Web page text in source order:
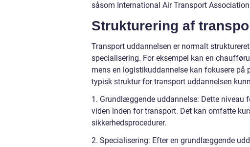
såsom International Air Transport
Strukturering af
Transport uddannelsen er normalt
specialisering. For eksempel kan en
mens en logistikuddannelse kan fokusere
typisk struktur for transport uddannelsen
1. Grundlæggende uddannelse: Dette
viden inden for transport. Det kan omfatte
sikkerhedsprocedurer.
2. Specialisering: Efter en grundlæggende